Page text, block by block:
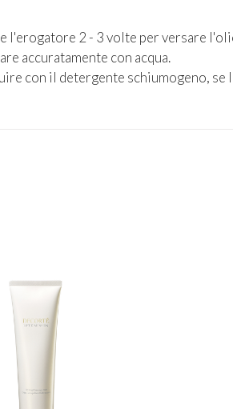
l'erogatore 2 - 3 volte per versare
accuratamente con acqua.
con il detergente schiumogeno, se